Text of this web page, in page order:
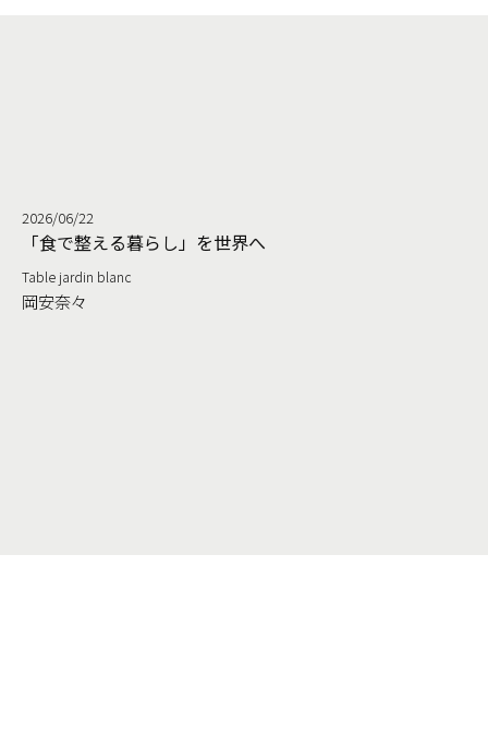
2026/06/22
「食で整える暮らし」を世界へ
Table jardin blanc
岡安奈々